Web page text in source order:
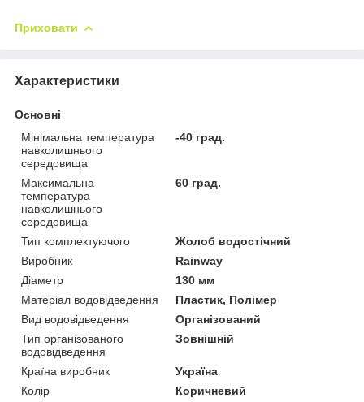
Приховати
Характеристики
Основні
Мінімальна температура
навколишнього
середовища
-40 град.
Максимальна
температура
навколишнього
середовища
60 град.
Тип комплектуючого
Жолоб водостічний
Виробник
Rainway
Діаметр
130 мм
Матеріал водовідведення
Пластик, Полімер
Вид водовідведення
Організований
Тип організованого
водовідведення
Зовнішній
Країна виробник
Україна
Колір
Коричневий